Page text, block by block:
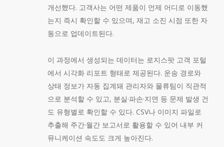
개선했다. 고객사는 어떤 제품이 언제 어디로 이동했
는지 즉시 확인할 수 있으며, 재고 소진 시점 또한 자
동으로 업데이트된다.
이 과정에서 생성되는 데이터는 로지스팟 고객 포털
에서 시각화 리포트 형태로 제공된다. 운송 경로와
상태 정보가 자동 집계돼 관리자와 물류팀이 직관적
으로 분석할 수 있고, 분실·파손·지연 등 문제 발생 건
도 유형별로 확인할 수 있다. CSV나 이미지 파일로
추출해 주간·월간 보고서로 활용할 수 있어 내부 커
뮤니케이션 속도도 크게 높아진다.